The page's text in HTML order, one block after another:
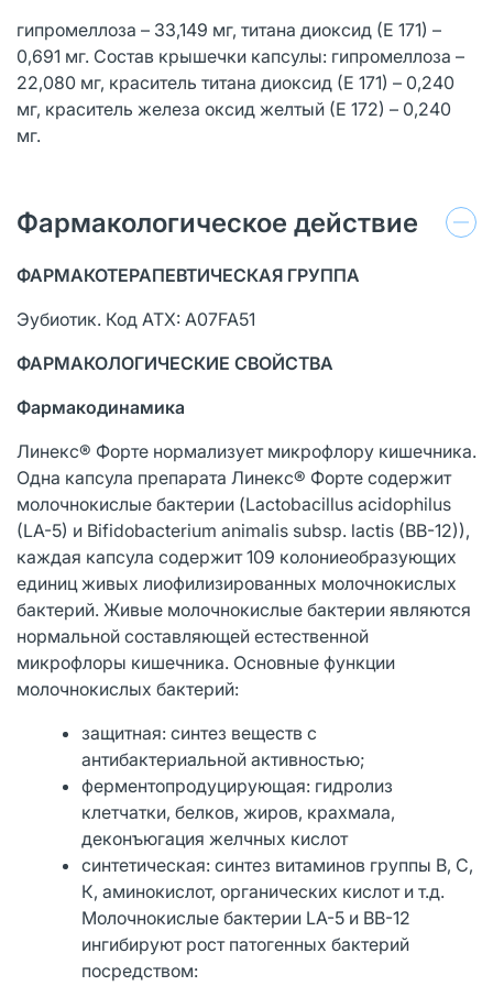
гипромеллоза – 33,149 мг, титана диоксид (Е 171) –
0,691 мг. Состав крышечки капсулы: гипромеллоза –
22,080 мг, краситель титана диоксид (Е 171) – 0,240
мг, краситель железа оксид желтый (Е 172) – 0,240
мг.
Фармакологическое действие
ФАРМАКОТЕРАПЕВТИЧЕСКАЯ ГРУППА
Эубиотик. Код ATX: A07FA51
ФАРМАКОЛОГИЧЕСКИЕ СВОЙСТВА
Фармакодинамика
Линекс® Форте нормализует микрофлору кишечника.
Одна капсула препарата Линекс® Форте содержит
молочнокислые бактерии (Lactobacillus acidophilus
(LA-5) и Bifidobacterium animalis subsp. lactis (BB-12)),
каждая капсула содержит 109 колониеобразующих
единиц живых лиофилизированных молочнокислых
бактерий. Живые молочнокислые бактерии являются
нормальной составляющей естественной
микрофлоры кишечника. Основные функции
молочнокислых бактерий:
защитная: синтез веществ с
антибактериальной активностью;
ферментопродуцирующая: гидролиз
клетчатки, белков, жиров, крахмала,
деконъюгация желчных кислот
синтетическая: синтез витаминов группы В, С,
К, аминокислот, органических кислот и т.д.
Молочнокислые бактерии LA-5 и BB-12
ингибируют рост патогенных бактерий
посредством: